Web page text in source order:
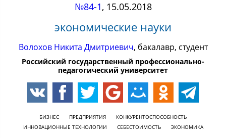
№84-1, 15.05.2018
экономические науки
Волохов Никита Дмитриевич, бакалавр, студент
Российский государственный профессионально-
педагогический университет
БИЗНЕС ПРЕДПРИЯТИЯ
КОНКУРЕНТОСПОСОБНОСТЬ
ИННОВАЦИОННЫЕ ТЕХНОЛОГИИ
СЕБЕСТОИМОСТЬ ЭКОНОМИКА